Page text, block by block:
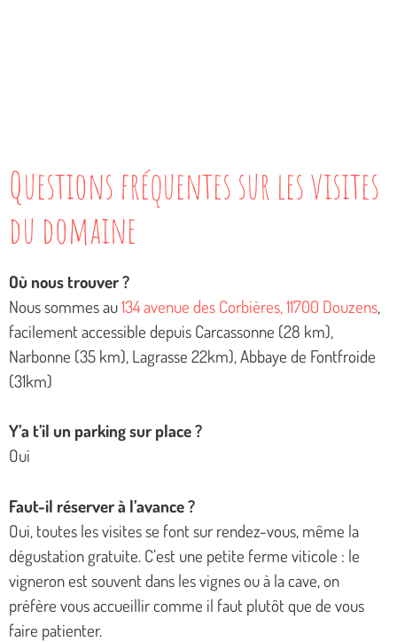
Questions fréquentes sur les visites
du domaine
Où nous trouver ?
Nous sommes au134 avenue des Corbières, 11700 Douzens,
facilement accessible depuis Carcassonne (28 km),
Narbonne (35 km), Lagrasse 22km), Abbaye de Fontfroide
(31km)
Y’a t’il un parking sur place ?
Oui
Faut-il réserver à l’avance ?
Oui, toutes les visites se font sur rendez-vous, même la
dégustation gratuite. C’est une petite ferme viticole : le
vigneron est souvent dans les vignes ou à la cave, on
préfère vous accueillir comme il faut plutôt que de vous
faire patienter.